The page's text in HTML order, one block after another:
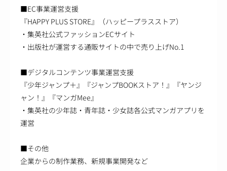
■EC事業運営支援
『HAPPY PLUS STORE』（ハッピープラスストア）
・集英社公式ファッションECサイト
・出版社が運営する通販サイトの中で売り上げNo.1
■デジタルコンテンツ事業運営支援
『少年ジャンプ＋』『ジャンプBOOKストア！』『ヤンジ
ャン！』『マンガMee』
・集英社の少年誌・青年誌・少女誌各公式マンガアプリを
運営
■その他
企業からの制作業務、新規事業開発など